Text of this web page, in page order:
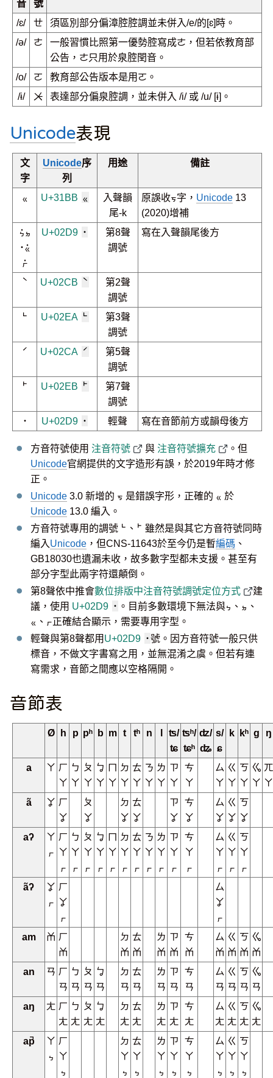
音
號
/ɛ/
ㄝ
須區別部分偏漳腔腔調並未併入/e/的[ɛ]時。
/ə/
ㄜ
一般習慣比照第一優勢腔寫成ㄜ，但若依教育部
公告，ㄜ只用於泉腔閏音。
/o/
ㄛ
教育部公告版本是用ㄛ。
/ɨ/
ㆨ 表達部分偏泉腔調，並未併入 /i/ 或 /u/ [ɨ]。
Unicode表現
文
字
Unicode序
列
用途 備註
ㆻ U+31BB ㆻ
入聲韻
尾-k
原誤收ㆶ字， Unicode13
(2020)增補
ㆴ˙ㆵ
˙ㆻ˙
ㆷ˙
U+02D9 ˙
第8聲
調號
寫在入聲韻尾後方
ˋ U+02CB ˋ
第2聲
調號
˪ U+02EA ˪
第3聲
調號
ˊ U+02CA ˊ
第5聲
調號
˫ U+02EB ˫
第7聲
調號
˙ U+02D9 ˙ 輕聲 寫在音節前方或韻母後方
方音符號使用 注音符號 與 注音符號擴充
。但
Unicode官網提供的文字造形有誤，於2019年時才修
正。
Unicode 3.0 新增的 ㆶ 是錯誤字形，正確的 ㆻ 於
Unicode 13.0 編入。
方音符號專用的調號 ˪、˫ 雖然是與其它方音符號同時
編入 Unicode ，但CNS-11643於至今仍是暫編碼 、
GB18030也遺漏未收，故多數字型都未支援。甚至有
部分字型此兩字符還顛倒。
第8聲依中推會數位排版中注音符號調號定位方式
建
議，使用 U+02D9 ˙ 。目前多數環境下無法與ㆴ、ㆵ、
ㆻ、ㆷ正確結合顯示，需要專用字型。
輕聲與第8聲都用 U+02D9 ˙號。因方音符號一般只供
標音，不做文字書寫之用，並無混淆之虞。但若有連
寫需求，音節之間應以空格隔開。
音節表
Ø h p pʰ b m t tʰ n
ʦ/
ʨ
ʦʰ/
ʨʰ
ʣ/
ʥ
s/
ɕ
k kʰ g ŋ
a ㄚ ㄏ
ㄚ
ㄅ
ㄚ
ㄆ
ㄚ
ㆠ
ㄚ
ㄇ
ㄚ
ㄉ
ㄚ
ㄊ
ㄚ
ㄋ
ㄚ
ㄌ
ㄚ
ㄗ
ㄚ
ㄘ
ㄚ
ㄙ
ㄚ
ㄍ
ㄚ
ㄎ
ㄚ
ㆣ
ㄚ
ㄫ
ㄚ
ã
ㆩ ㄏ
ㆩ
ㄆ
ㆩ
ㄉ
ㆩ
ㄊ
ㆩ
ㄗ
ㆩ
ㄘ
ㆩ
ㄙ
ㆩ
ㄍ
ㆩ
ㄎ
ㆩ
aʔ
ㄚ
ㆷ
ㄏ
ㄚ
ㆷ
ㄅ
ㄚ
ㆷ
ㄆ
ㄚ
ㆷ
ㆠ
ㄚ
ㆷ
ㄇ
ㄚ
ㆷ
ㄉ
ㄚ
ㆷ
ㄊ
ㄚ
ㆷ
ㄋ
ㄚ
ㆷ
ㄌ
ㄚ
ㆷ
ㄗ
ㄚ
ㆷ
ㄘ
ㄚ
ㆷ
ㄙ
ㄚ
ㆷ
ㄍ
ㄚ
ㆷ
ㄎ
ㄚ
ㆷ
ãʔ
ㆩ
ㆷ
ㄏ
ㆩ
ㆷ
ㄙ
ㆩ
ㆷ
am
ㆰ ㄏ
ㆰ
ㄉ
ㆰ
ㄊ
ㆰ
ㄌ
ㆰ
ㄗ
ㆰ
ㄘ
ㆰ
ㄙ
ㆰ
ㄍ
ㆰ
ㄎ
ㆰ
ㆣ
ㆰ
an
ㄢ ㄏ
ㄢ
ㄅ
ㄢ
ㄆ
ㄢ
ㆠ
ㄢ
ㄉ
ㄢ
ㄊ
ㄢ
ㄌ
ㄢ
ㄗ
ㄢ
ㄘ
ㄢ
ㄙ
ㄢ
ㄍ
ㄢ
ㄎ
ㄢ
ㆣ
ㄢ
aŋ
ㄤ ㄏ
ㄤ
ㄅ
ㄤ
ㄆ
ㄤ
ㆠ
ㄤ
ㄉ
ㄤ
ㄊ
ㄤ
ㄌ
ㄤ
ㄗ
ㄤ
ㄘ
ㄤ
ㄙ
ㄤ
ㄍ
ㄤ
ㄎ
ㄤ
ㆣ
ㄤ
ap̚
ㄚ
ㆴ
ㄏ
ㄚ
ㆴ
ㄉ
ㄚ
ㆴ
ㄊ
ㄚ
ㆴ
ㄌ
ㄚ
ㆴ
ㄗ
ㄚ
ㆴ
ㄘ
ㄚ
ㆴ
ㄙ
ㄚ
ㆴ
ㄍ
ㄚ
ㆴ
ㄎ
ㄚ
ㆴ